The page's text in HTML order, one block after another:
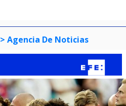
> Agencia De Noticias